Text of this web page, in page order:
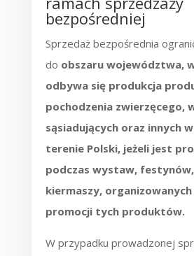
bezpośredniej
Sprzedaż bezpośrednia
do obszaru województwa,
odbywa się produkcja
pochodzenia zwierzęcego,
sąsiadujących oraz innych
terenie Polski, jeżeli jest
podczas wystaw,
kiermaszy, organizowanych
promocji tych produktów.
W przypadku prowadzonej